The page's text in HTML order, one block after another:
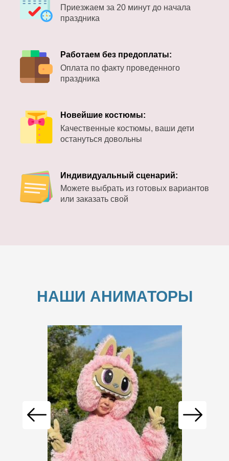
Приезжаем за 20 минут до начала
праздника
Работаем без предоплаты:
Оплата по факту проведенного
праздника
Новейшие костюмы:
Качественные костюмы, ваши дети
остануться довольны
Индивидуальный сценарий:
Можете выбрать из готовых вариантов
или заказать свой
НАШИ АНИМАТОРЫ